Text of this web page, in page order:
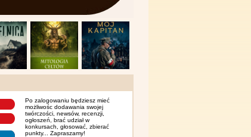
Po zalogowaniu będziesz mieć
możliwośc dodawania swojej
twórczości, newsów, recenzji,
ogłoszeń, brać udział w
konkursach, głosować, zbierać
punkty... Zapraszamy!